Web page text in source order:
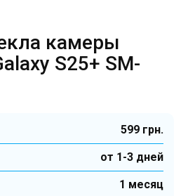
г. Киев, ул. Анны Ахматовой, 30
г. Киев, ул. Казимира Малевича, 87
камеры
S25+ SM-
599 грн.
от 1-3 дней
1 месяц